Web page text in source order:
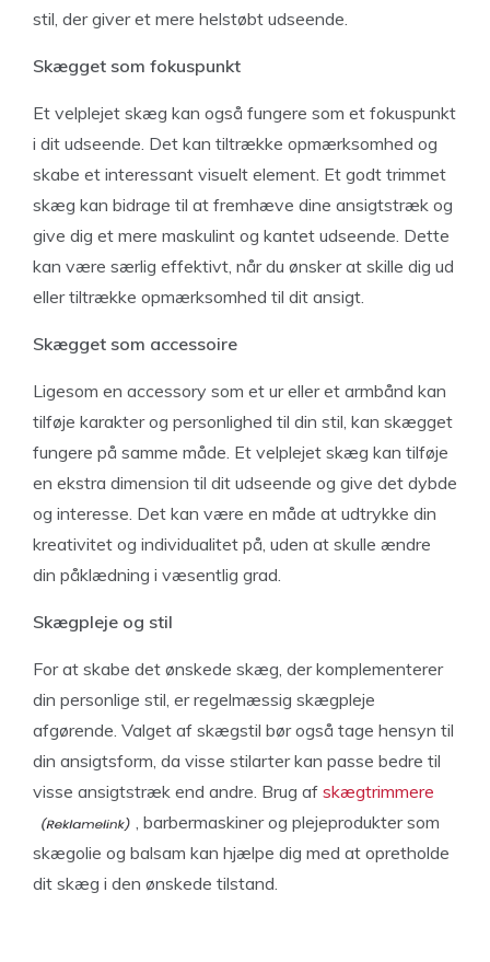
stil, der giver et mere helstøbt udseende.
Skægget som fokuspunkt
Et velplejet skæg kan også fungere som et fokuspunkt
i dit udseende. Det kan tiltrække opmærksomhed og
skabe et interessant visuelt element. Et godt trimmet
skæg kan bidrage til at fremhæve dine ansigtstræk og
give dig et mere maskulint og kantet udseende. Dette
kan være særlig effektivt, når du ønsker at skille dig ud
eller tiltrække opmærksomhed til dit ansigt.
Skægget som accessoire
Ligesom en accessory som et ur eller et armbånd kan
tilføje karakter og personlighed til din stil, kan skægget
fungere på samme måde. Et velplejet skæg kan tilføje
en ekstra dimension til dit udseende og give det dybde
og interesse. Det kan være en måde at udtrykke din
kreativitet og individualitet på, uden at skulle ændre
din påklædning i væsentlig grad.
Skægpleje og stil
For at skabe det ønskede skæg, der komplementerer
din personlige stil, er regelmæssig skægpleje
afgørende. Valget af skægstil bør også tage hensyn til
din ansigtsform, da visse stilarter kan passe bedre til
visse ansigtstræk end andre. Brug af skægtrimmere
, barbermaskiner og plejeprodukter som
skægolie og balsam kan hjælpe dig med at opretholde
dit skæg i den ønskede tilstand.